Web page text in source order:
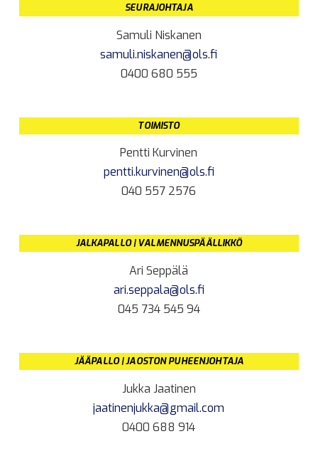
SEURAJOHTAJA
Samuli Niskanen
samuli.niskanen@ols.fi
0400 680 555
TOIMISTO
Pentti Kurvinen
pentti.kurvinen@ols.fi
040 557 2576
JALKAPALLO | VALMENNUSPÄÄLLIKKÖ
Ari Seppälä
ari.seppala@ols.fi
045 734 545 94
JÄÄPALLO | JAOSTON PUHEENJOHTAJA
Jukka Jaatinen
jaatinenjukka@gmail.com
0400 688 914